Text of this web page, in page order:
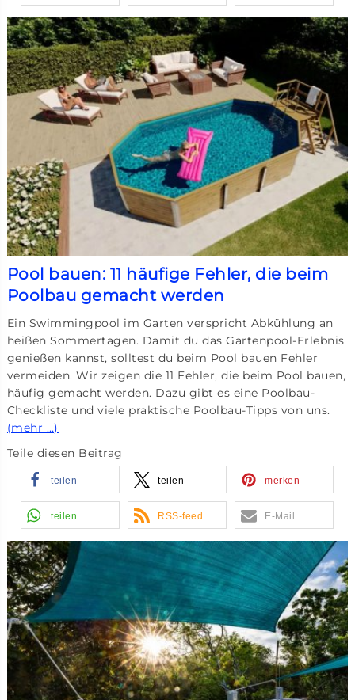
Pool bauen: 11 häufige Fehler, die beim
Poolbau gemacht werden
Ein Swimmingpool im Garten verspricht Abkühlung an
heißen Sommertagen. Damit du das Gartenpool-Erlebnis
genießen kannst, solltest du beim Pool bauen Fehler
vermeiden. Wir zeigen die 11 Fehler, die beim Pool bauen,
häufig gemacht werden. Dazu gibt es eine Poolbau-
Checkliste und viele praktische Poolbau-Tipps von uns.
(mehr …)
Teile diesen Beitrag
teilen teilen merken
teilen RSS-feed E-Mail